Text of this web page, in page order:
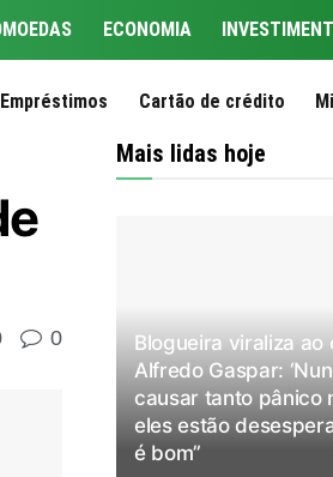
ECONOMIA
Empréstimos Cartão de crédito
0
Mais lidas hoje
Blogueira viraliza ao
Alfredo Gaspar:
causar tanto pânico
eles estão
é bom”